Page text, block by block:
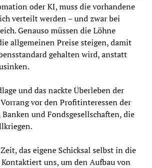
oder KI, muss die vorhandene
verteilt werden – und zwar bei
Genauso müssen die Löhne
allgemeinen Preise steigen, damit
gehalten wird, anstatt
und das nackte Überleben der
vor den Profitinteressen der
und Fondsgesellschaften, die
das eigene Schicksal selbst in die
uns, um den Aufbau von